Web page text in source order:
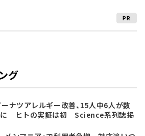
PR
グ
ーナツアレルギー改善、15人中6人が数
に ヒトの実証は初 Science系列誌掲